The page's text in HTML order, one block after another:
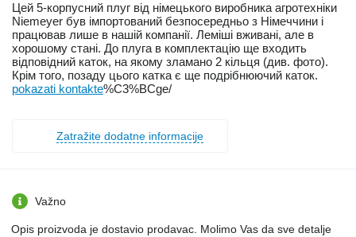
Цей 5-корпусний плуг від німецького виробника агротехніки
Niemeyer був імпортований безпосередньо з Німеччини і
працював лише в нашій компанії. Леміші вживані, але в
хорошому стані. До плуга в комплектацію ще входить
відповідний каток, на якому зламано 2 кільця (див. фото).
Крім того, позаду цього катка є ще подрібнюючий каток.
pokazati kontakte%C3%BCge/
Zatražite dodatne informacije
Važno
Opis proizvoda je dostavio prodavac. Molimo Vas da sve detalje